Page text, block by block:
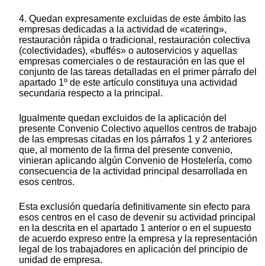
4. Quedan expresamente excluidas de este ámbito las
empresas dedicadas a la actividad de «catering»,
restauración rápida o tradicional, restauración colectiva
(colectividades), «buffés» o autoservicios y aquellas
empresas comerciales o de restauración en las que el
conjunto de las tareas detalladas en el primer párrafo del
apartado 1º de este artículo constituya una actividad
secundaria respecto a la principal.
Igualmente quedan excluidos de la aplicación del
presente Convenio Colectivo aquellos centros de trabajo
de las empresas citadas en los párrafos 1 y 2 anteriores
que, al momento de la firma del presente convenio,
vinieran aplicando algún Convenio de Hostelería, como
consecuencia de la actividad principal desarrollada en
esos centros.
Esta exclusión quedaría definitivamente sin efecto para
esos centros en el caso de devenir su actividad principal
en la descrita en el apartado 1 anterior o en el supuesto
de acuerdo expreso entre la empresa y la representación
legal de los trabajadores en aplicación del principio de
unidad de empresa.